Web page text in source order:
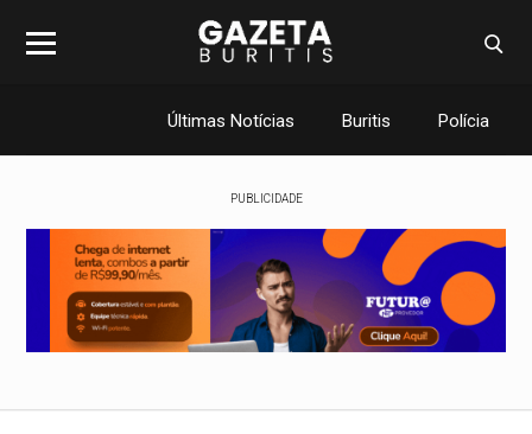
Últimas Notícias Buritis Polícia
PUBLICIDADE